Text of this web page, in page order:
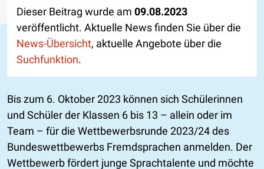
Dieser Beitrag wurde am 09.08.2023
veröffentlicht. Aktuelle News finden Sie über die
News-Übersicht, aktuelle Angebote über die
Suchfunktion.
Bis zum 6. Oktober 2023 können sich Schülerinnen
und Schüler der Klassen 6 bis 13 – allein oder im
Team – für die Wettbewerbsrunde 2023/24 des
Bundeswettbewerbs Fremdsprachen anmelden. Der
Wettbewerb fördert junge Sprachtalente und möchte